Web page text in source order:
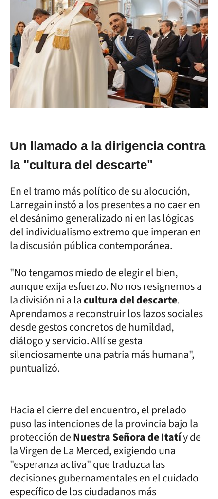
Un llamado a la dirigencia contra
la "cultura del descarte"
En el tramo más político de su alocución,
Larregain instó a los presentes a no caer en
el desánimo generalizado ni en las lógicas
del individualismo extremo que imperan en
la discusión pública contemporánea.
"No tengamos miedo de elegir el bien,
aunque exija esfuerzo. No nos resignemos a
la división ni a lacultura del descarte.
Aprendamos a reconstruir los lazos sociales
desde gestos concretos de humildad,
diálogo y servicio. Allí se gesta
silenciosamente una patria más humana",
puntualizó.
Hacia el cierre del encuentro, el prelado
puso las intenciones de la provincia bajo la
protección deNuestra Señora de Itatíy de
la Virgen de La Merced, exigiendo una
"esperanza activa" que traduzca las
decisiones gubernamentales en el cuidado
específico de los ciudadanos más